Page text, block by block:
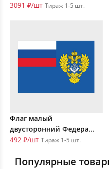
3091 ₽/шт Тираж 1-5 шт.
Флаг малый
двусторонний Федера...
492 ₽/шт Тираж 1-5 шт.
Популярные